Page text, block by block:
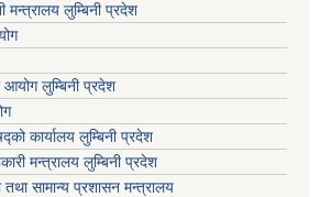
मन्त्रालय लुम्बिनी प्रदेश
लुम्बिनी प्रदेश
कार्यालय लुम्बिनी प्रदेश
मन्त्रालय लुम्बिनी प्रदेश
सामान्य प्रशासन मन्त्रालय